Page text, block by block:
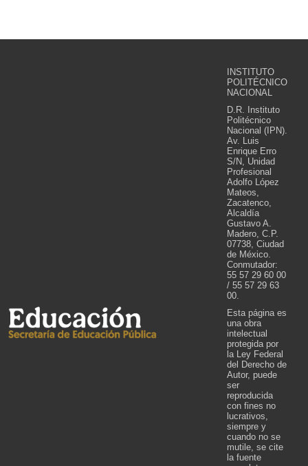
INSTITUTO
POLITÉCNICO
NACIONAL
D.R. Instituto
Politécnico
Nacional (IPN).
Av. Luis
Enrique Erro
S/N, Unidad
Profesional
Adolfo López
Mateos,
Zacatenco,
Alcaldía
Gustavo A.
Madero, C.P.
07738, Ciudad
de México.
Conmutador:
55 57 29 60 00
/ 55 57 29 63
00.
Esta página es
una obra
intelectual
protegida por
la Ley Federal
del Derecho de
Autor, puede
ser
reproducida
con fines no
lucrativos,
siempre y
cuando no se
mutile, se cite
la fuente